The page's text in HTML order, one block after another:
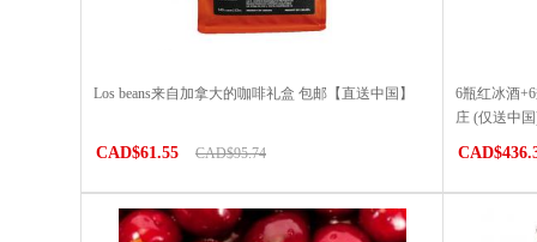
Los beans来自加拿大的咖啡礼盒 包邮【直送中国】
CAD$61.55 CAD$95.74
6瓶红冰酒
庄 (仅送中